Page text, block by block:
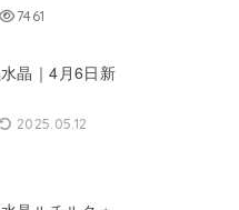
7461
晶｜4月6日新
2025.05.12